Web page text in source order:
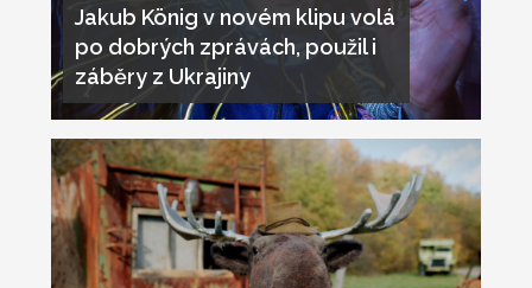
Jakub König v novém klipu volá
po dobrých zprávách, použil i
záběry z Ukrajiny